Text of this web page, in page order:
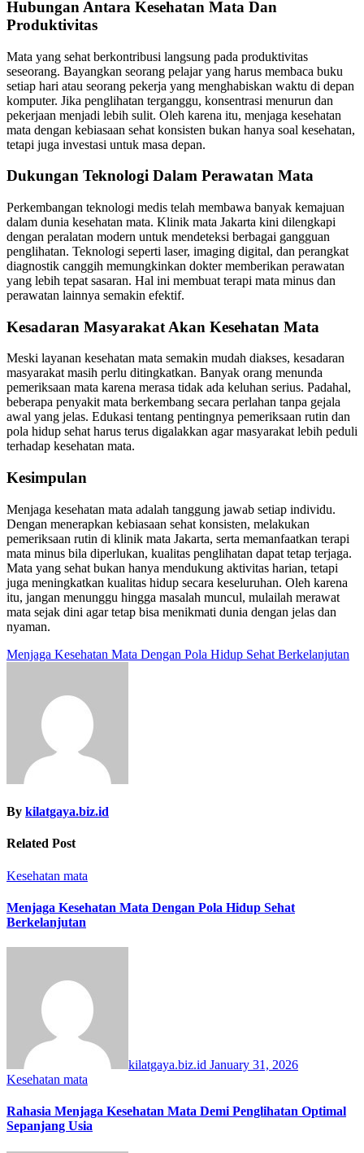
Hubungan Antara Kesehatan Mata Dan
Produktivitas
Mata yang sehat berkontribusi langsung pada produktivitas
seseorang. Bayangkan seorang pelajar yang harus membaca buku
setiap hari atau seorang pekerja yang menghabiskan waktu di depan
komputer. Jika penglihatan terganggu, konsentrasi menurun dan
pekerjaan menjadi lebih sulit. Oleh karena itu, menjaga kesehatan
mata dengan kebiasaan sehat konsisten bukan hanya soal kesehatan,
tetapi juga investasi untuk masa depan.
Dukungan Teknologi Dalam Perawatan Mata
Perkembangan teknologi medis telah membawa banyak kemajuan
dalam dunia kesehatan mata. Klinik mata Jakarta kini dilengkapi
dengan peralatan modern untuk mendeteksi berbagai gangguan
penglihatan. Teknologi seperti laser, imaging digital, dan perangkat
diagnostik canggih memungkinkan dokter memberikan perawatan
yang lebih tepat sasaran. Hal ini membuat terapi mata minus dan
perawatan lainnya semakin efektif.
Kesadaran Masyarakat Akan Kesehatan Mata
Meski layanan kesehatan mata semakin mudah diakses, kesadaran
masyarakat masih perlu ditingkatkan. Banyak orang menunda
pemeriksaan mata karena merasa tidak ada keluhan serius. Padahal,
beberapa penyakit mata berkembang secara perlahan tanpa gejala
awal yang jelas. Edukasi tentang pentingnya pemeriksaan rutin dan
pola hidup sehat harus terus digalakkan agar masyarakat lebih peduli
terhadap kesehatan mata.
Kesimpulan
Menjaga kesehatan mata adalah tanggung jawab setiap individu.
Dengan menerapkan kebiasaan sehat konsisten, melakukan
pemeriksaan rutin di klinik mata Jakarta, serta memanfaatkan terapi
mata minus bila diperlukan, kualitas penglihatan dapat tetap terjaga.
Mata yang sehat bukan hanya mendukung aktivitas harian, tetapi
juga meningkatkan kualitas hidup secara keseluruhan. Oleh karena
itu, jangan menunggu hingga masalah muncul, mulailah merawat
mata sejak dini agar tetap bisa menikmati dunia dengan jelas dan
nyaman.
Post
Menjaga Kesehatan Mata Dengan Pola Hidup Sehat Berkelanjutan
By kilatgaya.biz.id
Related Post
Kesehatan mata
Menjaga Kesehatan Mata Dengan Pola Hidup Sehat
Berkelanjutan
kilatgaya.biz.id January 31, 2026
Kesehatan mata
Rahasia Menjaga Kesehatan Mata Demi Penglihatan Optimal
Sepanjang Usia